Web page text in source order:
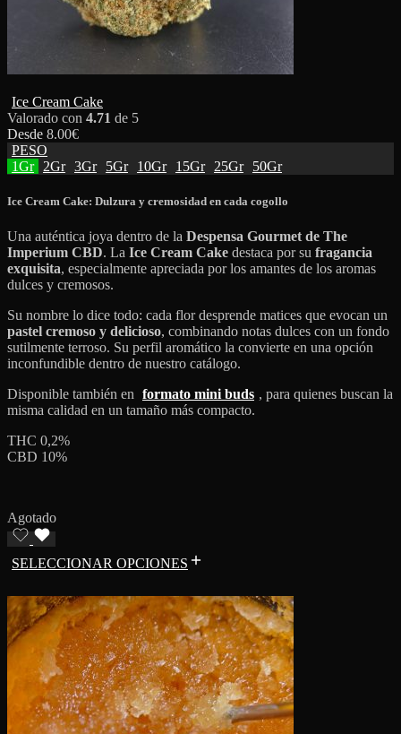
Ice Cream Cake
Valorado con 4.71 de 5
Desde 8.00€
PESO
1Gr
2Gr 3Gr 5Gr 10Gr 15Gr 25Gr 50Gr
Ice Cream Cake: Dulzura y cremosidad en cada cogollo
Una auténtica joya dentro de la Despensa Gourmet de The
Imperium CBD. La Ice Cream Cake destaca por su fragancia
exquisita, especialmente apreciada por los amantes de los aromas
dulces y cremosos.
Su nombre lo dice todo: cada flor desprende matices que evocan un
pastel cremoso y delicioso, combinando notas dulces con un fondo
sutilmente terroso. Su perfil aromático la convierte en una opción
inconfundible dentro de nuestro catálogo.
Disponible también en formato mini buds , para quienes buscan la
misma calidad en un tamaño más compacto.
THC 0,2%
CBD 10%
Agotado
SELECCIONAR OPCIONES